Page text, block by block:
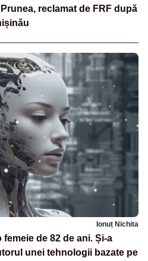
reclamat de FRF după
Ionuț Nichita
de 82 de ani. Și-a
unei tehnologii bazate pe